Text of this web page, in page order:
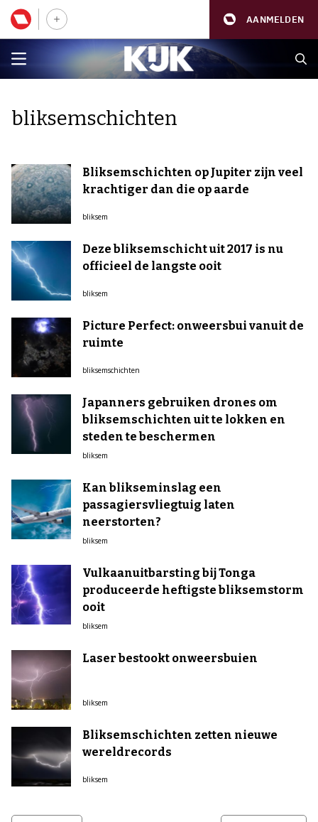
AANMELDEN
bliksemschichten
Bliksemschichten op Jupiter zijn veel
krachtiger dan die op aarde
bliksem
Deze bliksemschicht uit 2017 is nu
officieel de langste ooit
bliksem
Picture Perfect: onweersbui vanuit de
ruimte
bliksemschichten
Japanners gebruiken drones om
bliksemschichten uit te lokken en
steden te beschermen
bliksem
Kan blikseminslag een
passagiersvliegtuig laten
neerstorten?
bliksem
Vulkaanuitbarsting bij Tonga
produceerde heftigste bliksemstorm
ooit
bliksem
Laser bestookt onweersbuien
bliksem
Bliksemschichten zetten nieuwe
wereldrecords
bliksem